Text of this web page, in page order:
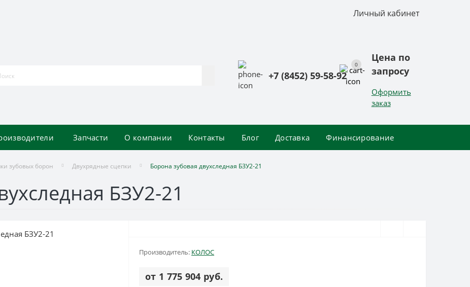
Личный кабинет
+7 (8452) 59-58-92
0
Цена по
запросу
Оформить
заказ
Запчасти О компании Контакты Блог Доставка Финансирование
зубовых борон Двухрядные сцепки Борона зубовая двухследная БЗУ2-21
БЗУ2-21
Производитель: КОЛОС
от 1 775 904 руб.